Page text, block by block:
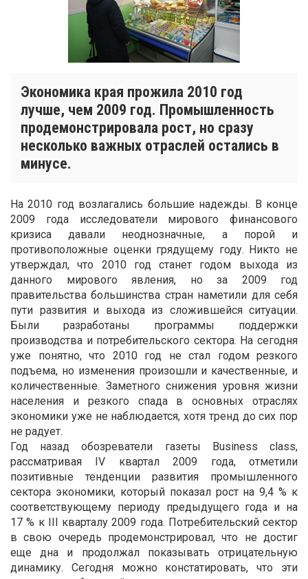
Экономика края прожила 2010 год
лучше, чем 2009 год. Промышленность
продемонстрировала рост, но сразу
несколько важных отраслей остались в
минусе.
На 2010 год возлагались большие надежды. В конце
2009 года исследователи мирового финансового
кризиса давали неоднозначные, а порой и
противоположные оценки грядущему году. Никто не
утверждал, что 2010 год станет годом выхода из
данного мирового явления, но за 2009 год
правительства большинства стран наметили для себя
пути развития и выхода из сложившейся ситуации.
Были разработаны программы поддержки
производства и потребительского сектора. На сегодня
уже понятно, что 2010 год не стал годом резкого
подъема, но изменения произошли и качественные, и
количественные. Заметного снижения уровня жизни
населения и резкого спада в основных отраслях
экономики уже не наблюдается, хотя тренд до сих пор
не радует.
Год назад обозреватели газеты Business сlass,
рассматривая IV квартал 2009 года, отметили
позитивные тенденции развития промышленного
сектора экономики, который показал рост на 9,4 % к
соответствующему периоду предыдущего года и на
17 % к III кварталу 2009 года. Потребительский сектор
в свою очередь продемонстрировал, что не достиг
еще дна и продолжал показывать отрицательную
динамику. Сегодня можно констатировать, что эти